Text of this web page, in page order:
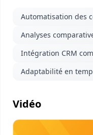
Automatisation des
Analyses
Intégration CRM
Adaptabilité en
Vidéo